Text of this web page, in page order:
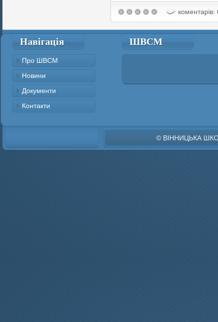
коментарів:
Навігація
Про ШВСМ
Новини
Документи
Контакти
ШВСМ
© ВІННИЦЬКА